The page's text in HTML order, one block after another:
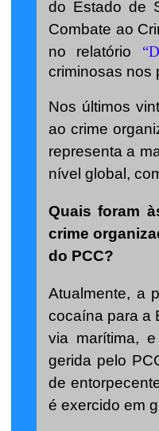
do Estado de
Combate ao
no relatório
criminosas nos
Nos últimos
ao crime
representa a
nível global,
Quais foram
crime
do PCC?
Atualmente, a
cocaína para a
via marítima,
gerida pelo
de
é exercido em